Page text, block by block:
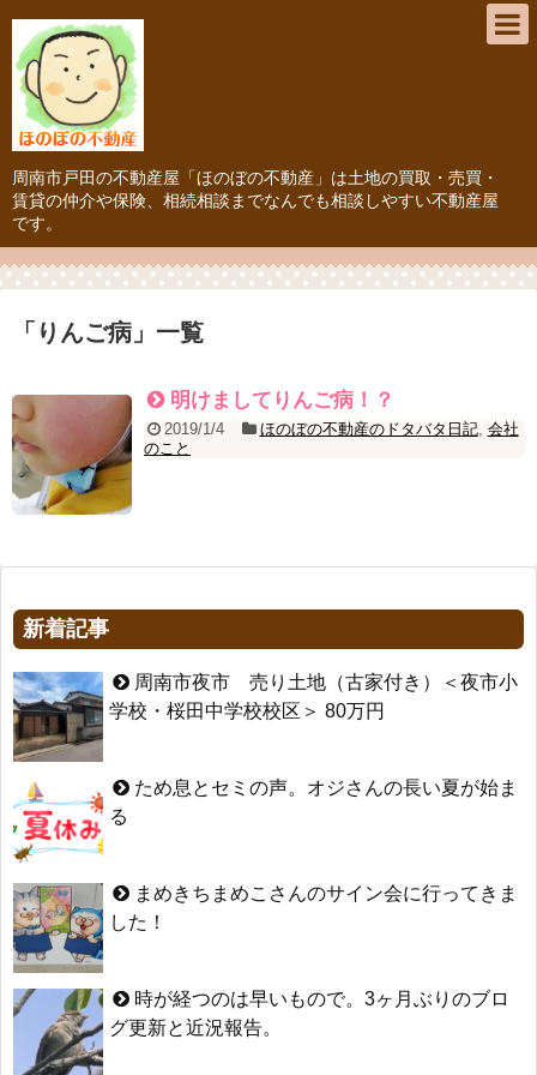
周南市戸田の不動産屋「ほのぼの不動産」は土地の買取・売買・
賃貸の仲介や保険、相続相談までなんでも相談しやすい不動産屋
です。
「 りんご病 」 一覧
明けましてりんご病！？
2019/1/4 ほのぼの不動産のドタバタ日記, 会社
のこと
新着記事
周南市夜市 売り土地（古家付き）＜夜市小
学校・桜田中学校校区＞ 80万円
ため息とセミの声。オジさんの長い夏が始ま
る
まめきちまめこさんのサイン会に行ってきま
した！
時が経つのは早いもので。3ヶ月ぶりのブロ
グ更新と近況報告。